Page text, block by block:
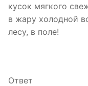
кусок мягкого
в жару холодной
лесу, в поле!
Ответ